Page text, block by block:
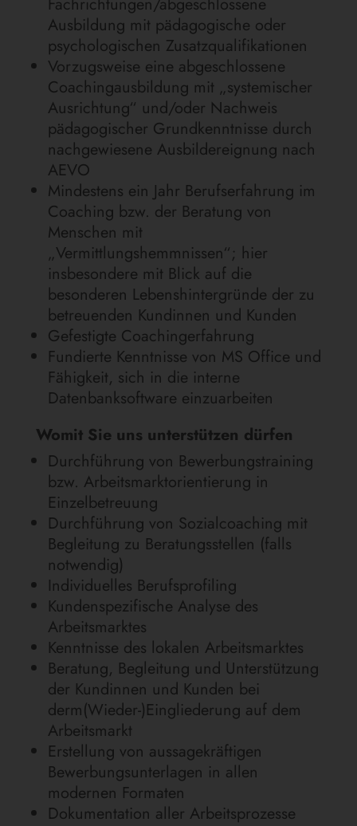
Ausbildung mit pädagogische oder
psychologischen Zusatzqualifikationen
Vorzugsweise eine abgeschlossene
Coachingausbildung mit „systemischer
Ausrichtung“ und/oder Nachweis
pädagogischer Grundkenntnisse durch
nachgewiesene Ausbildereignung nach
AEVO
Mindestens ein Jahr Berufserfahrung im
Coaching bzw. der Beratung von
Menschen mit
„Vermittlungshemmnissen“; hier
insbesondere mit Blick auf die
besonderen Lebenshintergründe der zu
betreuenden Kundinnen und Kunden
Gefestigte Coachingerfahrung
Fundierte Kenntnisse von MS Office und
Fähigkeit, sich in die interne
Datenbanksoftware einzuarbeiten
Womit Sie uns unterstützen dürfen
Durchführung von Bewerbungstraining
bzw. Arbeitsmarktorientierung in
Einzelbetreuung
Durchführung von Sozialcoaching mit
Begleitung zu Beratungsstellen (falls
notwendig)
Individuelles Berufsprofiling
Kundenspezifische Analyse des
Arbeitsmarktes
Kenntnisse des lokalen Arbeitsmarktes
Beratung, Begleitung und Unterstützung
der Kundinnen und Kunden bei
derm(Wieder-)Eingliederung auf dem
Arbeitsmarkt
Erstellung von aussagekräftigen
Bewerbungsunterlagen in allen
modernen Formaten
Dokumentation aller Arbeitsprozesse